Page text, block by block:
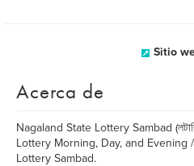
Sitio
Acerca de
Nagaland State Lottery Sambad
Lottery Morning, Day, and Evening
Lottery Sambad.